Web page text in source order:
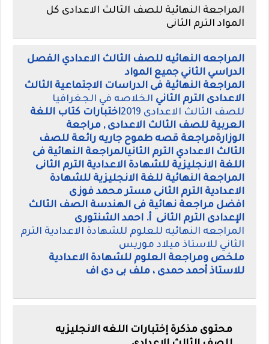
المراجعة النهائية للصف الثالث الاعدادى كل
المواد الترم الثانى
المراجعه النهائيه للصف الثالث الاعدادي الفصل
الدراسي الثاني جميع المواد
المراجعة النهائية فى الدراسات الاجتماعية الثالث
الاعدادى الترم الثاني الخلاصه في الجغرافيا
للصف الثالث الاعدادى 2019
اختبارات كتاب اللغة
العربية للصف الثالث الاعدادى , مراجعة
الوزارةمراجعة قصه طموح جاريه رائعة للصف
الثالث الاعدادي الترم الثانيالمراجعة النهائية فى
اللغة الانجليزية للشهادة الاعدادية الترم الثانى
المراجعة النهائية للغة الانجليزية للشهادة
الاعدادية الترم الثانى مستر محمد فوزى
افضل مراجعة نهائية فى الهندسة الصف الثالث
الإعدادى الترم الثانى أ. احمد الشنتورى
المراجعه النهائيه للعلوم للشهادة الاعدادية الترم
الثاني للاستاذ ميلاد موريس
ملخص ومراجعة العلوم للشهادة الاعدادية
للاستاذ أحمد حمدى ، ملف بى دى اف
محتوى مذكرة إختبارات اللغه الانجليزيه